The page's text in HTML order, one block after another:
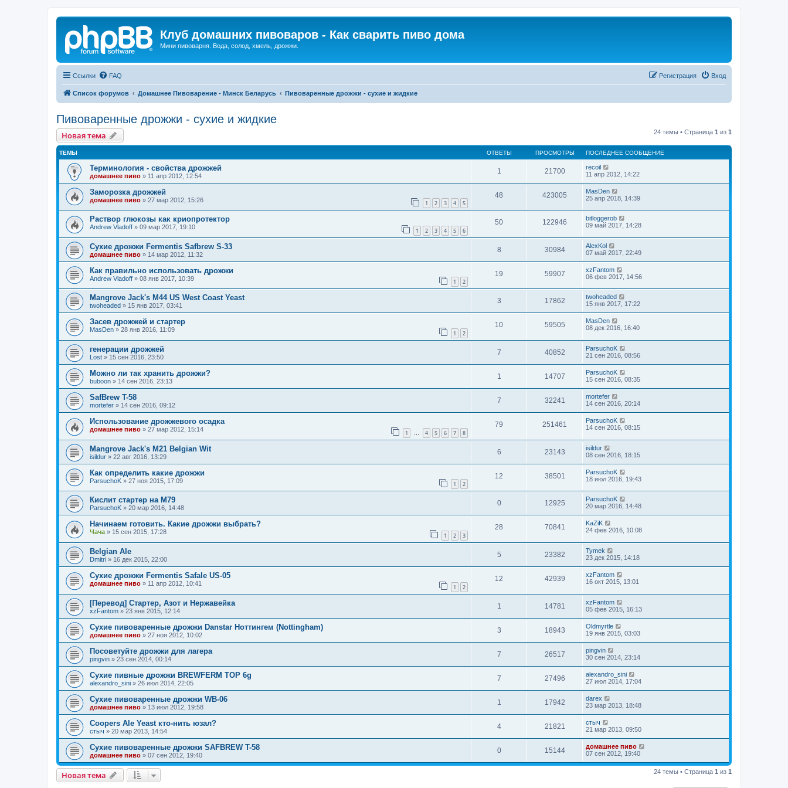
Клуб домашних пивоваров - Как cварить пиво дома
Мини пивоварня. Вода, солод, хмель, дрожжи.
Ссылки FAQ Вход
Регистрация
Список форумов Домашнее Пивоварение - Минск Беларусь Пивоваренные дрожжи - сухие и жидкие
Пивоваренные дрожжи - сухие и жидкие
Новая тема 24 темы • Страница 1 из 1
ТЕМЫ ОТВЕТЫ ПРОСМОТРЫ ПОСЛЕДНЕЕ СООБЩЕНИЕ
Терминология - свойства дрожжей
домашнее пиво » 11 апр 2012, 12:54
1 21700
recoil
11 апр 2012, 14:22
Заморозка дрожжей
домашнее пиво » 27 мар 2012, 15:26 1 2 3 4 5
48 423005
MasDen
25 апр 2018, 14:39
Раствор глюкозы как криопротектор
Andrew Vladoff » 09 мар 2017, 19:10 1 2 3 4 5 6
50 122946
bitloggerob
09 май 2017, 14:28
Сухие дрожжи Fermentis Safbrew S-33
домашнее пиво » 14 мар 2012, 11:32
8 30984
AlexKol
07 май 2017, 22:49
Как правильно использовать дрожжи
Andrew Vladoff » 08 янв 2017, 10:39 1 2
19 59907
xzFantom
06 фев 2017, 14:56
Mangrove Jack's M44 US West Coast Yeast
twoheaded » 15 янв 2017, 03:41
3 17862
twoheaded
15 янв 2017, 17:22
Засев дрожжей и стартер
MasDen » 28 янв 2016, 11:09 1 2
10 59505
MasDen
08 дек 2016, 16:40
генерации дрожжей
Lost » 15 сен 2016, 23:50
7 40852
ParsuchoK
21 сен 2016, 08:56
Можно ли так хранить дрожжи?
buboon » 14 сен 2016, 23:13
1 14707
ParsuchoK
15 сен 2016, 08:35
SafBrew T-58
mortefer » 14 сен 2016, 09:12
7 32241
mortefer
14 сен 2016, 20:14
Использование дрожжевого осадка
домашнее пиво » 27 мар 2012, 15:14 1 … 4 5 6 7 8
79 251461
ParsuchoK
14 сен 2016, 08:15
Mangrove Jack's M21 Belgian Wit
isildur » 22 авг 2016, 13:29
6 23143
isildur
08 сен 2016, 18:15
Как определить какие дрожжи
ParsuchoK » 27 ноя 2015, 17:09 1 2
12 38501
ParsuchoK
18 июл 2016, 19:43
Кислит стартер на M79
ParsuchoK » 20 мар 2016, 14:48
0 12925
ParsuchoK
20 мар 2016, 14:48
Начинаем готовить. Какие дрожжи выбрать?
Чача » 15 сен 2015, 17:28 1 2 3
28 70841
KaZiK
24 фев 2016, 10:08
Belgian Ale
Dmitri » 16 дек 2015, 22:00
5 23382
Tymek
23 дек 2015, 14:18
Сухие дрожжи Fermentis Safale US-05
домашнее пиво » 11 апр 2012, 10:41 1 2
12 42939
xzFantom
16 окт 2015, 13:01
[Перевод] Стартер, Азот и Нержавейка
xzFantom » 23 янв 2015, 12:14
1 14781
xzFantom
05 фев 2015, 16:13
Сухие пивоваренные дрожжи Danstar Ноттингем (Nottingham)
домашнее пиво » 27 ноя 2012, 10:02
3 18943
Oldmyrtle
19 янв 2015, 03:03
Посоветуйте дрожжи для лагера
pingvin » 23 сен 2014, 00:14
7 26517
pingvin
30 сен 2014, 23:14
Сухие пивные дрожжи BREWFERM TOP 6g
alexandro_sini » 26 июл 2014, 22:05
7 27496
alexandro_sini
27 июл 2014, 17:04
Сухие пивоваренные дрожжи WB-06
домашнее пиво » 13 июл 2012, 19:58
1 17942
darex
23 мар 2013, 18:48
Coopers Ale Yeast кто-нить юзал?
стыч » 20 мар 2013, 14:54
4 21821
стыч
21 мар 2013, 09:50
Сухие пивоваренные дрожжи SAFBREW T-58
домашнее пиво » 07 сен 2012, 19:40
0 15144
домашнее пиво
07 сен 2012, 19:40
Новая тема 24 темы • Страница 1 из 1